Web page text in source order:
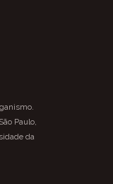
Paulo,
da